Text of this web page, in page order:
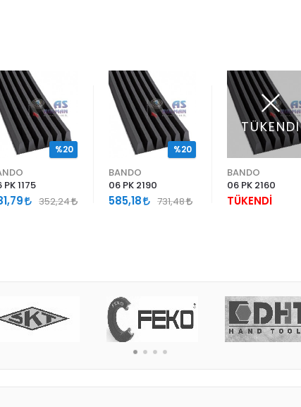
PK 1175
352,24
%20
BANDO
06 PK 2190
585,18 731,48
%20
TÜKENDİ
BANDO
06 PK 2160
TÜKENDİ